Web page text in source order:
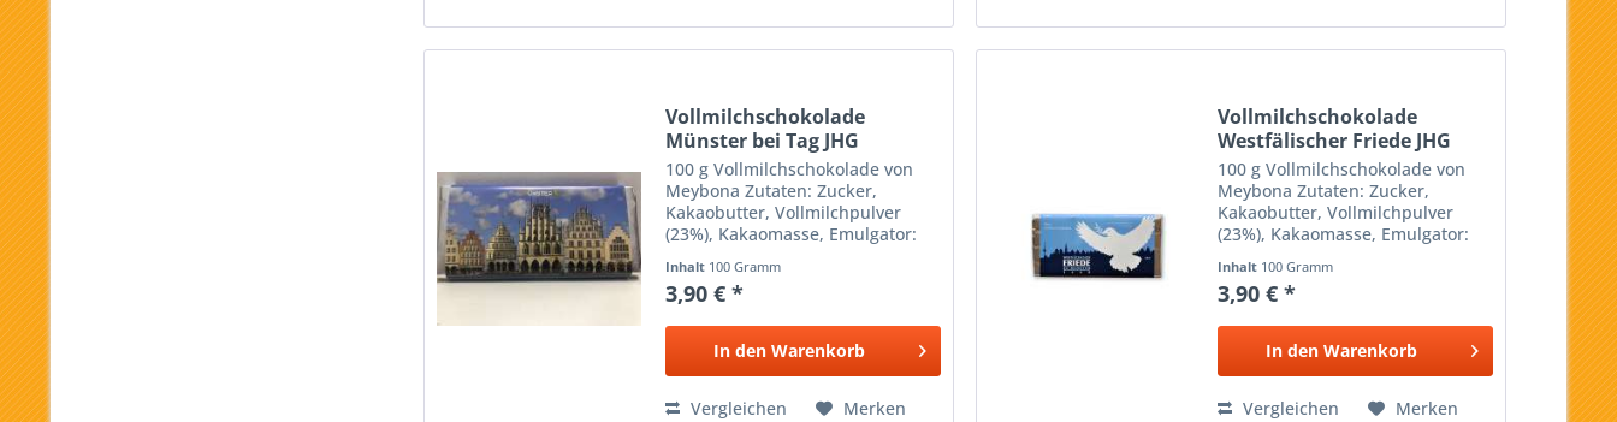
Vollmilchschokolade
Münster bei Tag JHG
100 g Vollmilchschokolade von
Meybona Zutaten: Zucker,
Kakaobutter, Vollmilchpulver
(23%), Kakaomasse, Emulgator:
Kakao: 36% mindestens Hinweis
für Allergiker: Enthält Spuren von
Haselnüssen, Soja,...
Inhalt 100 Gramm
3,90 € *
In den Warenkorb
Vergleichen Merken
Vollmilchschokolade
Westfälischer Friede JHG
100 g Vollmilchschokolade von
Meybona Zutaten: Zucker,
Kakaobutter, Vollmilchpulver
(23%), Kakaomasse, Emulgator:
Kakao: 36% mindestens Hinweis
für Allergiker: Enthält Spuren von
Haselnüssen, Soja,...
Inhalt 100 Gramm
3,90 € *
In den Warenkorb
Vergleichen Merken